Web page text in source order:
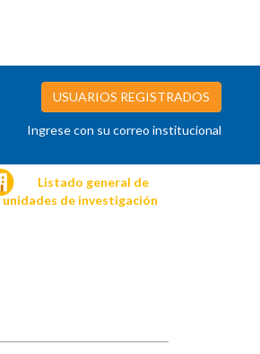
USUARIOS REGISTRADOS
Ingrese con su correo institucional
Listado general de
unidades de investigación